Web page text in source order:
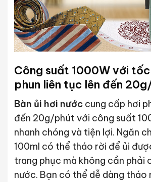
Công suất 1000W với
phun liên tục lên đến
Bàn ủi hơi nướccung cấp hơi
đến 20g/phút với công suất
nhanh chóng và tiện lợi. Ngăn
100ml có thể tháo rời để ủi
trang phục mà không cần phải
nước. Bạn có thể dễ dàng tháo